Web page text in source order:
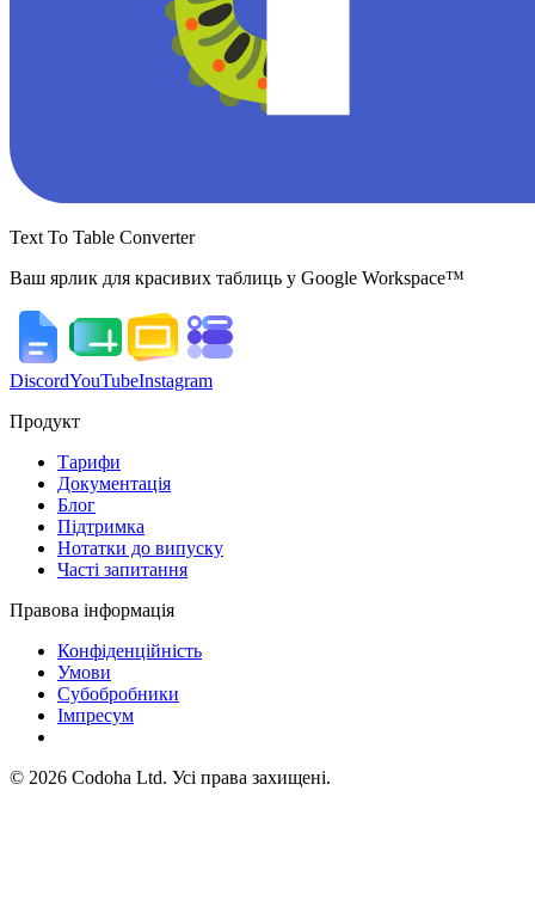
Text To Table Converter
Ваш ярлик для красивих таблиць у Google Workspace™
DiscordYouTubeInstagram
Продукт
Тарифи
Документація
Блог
Підтримка
Нотатки до випуску
Часті запитання
Правова інформація
Конфіденційність
Умови
Субобробники
Імпресум
© 2026 Codoha Ltd. Усі права захищені.